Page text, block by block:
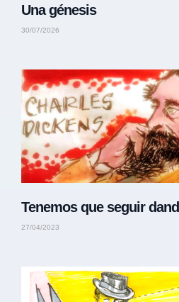
Una génesis
30/07/2026
Tenemos que seguir
27/04/2023